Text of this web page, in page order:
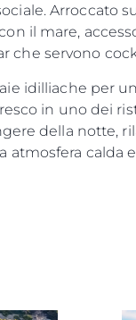
Arroccato
il mare,
che servono
idilliache per
in uno dei
della notte,
atmosfera
POLICY SULLA
MODERN SLAVERY
TERMINI E
COOKIE POLICY
RECLUTAMENTO